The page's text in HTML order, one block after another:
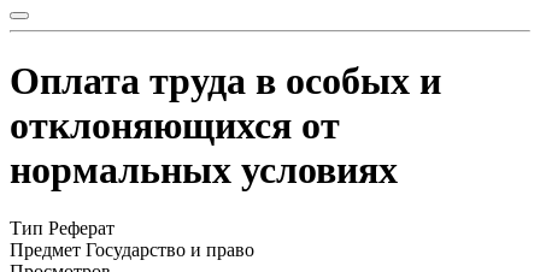
Оплата труда в особых и
отклоняющихся от
нормальных условиях
Тип Реферат
Предмет Государство и право